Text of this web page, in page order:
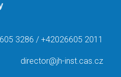
3286 / +42026605 2011
director@jh-inst.cas.cz